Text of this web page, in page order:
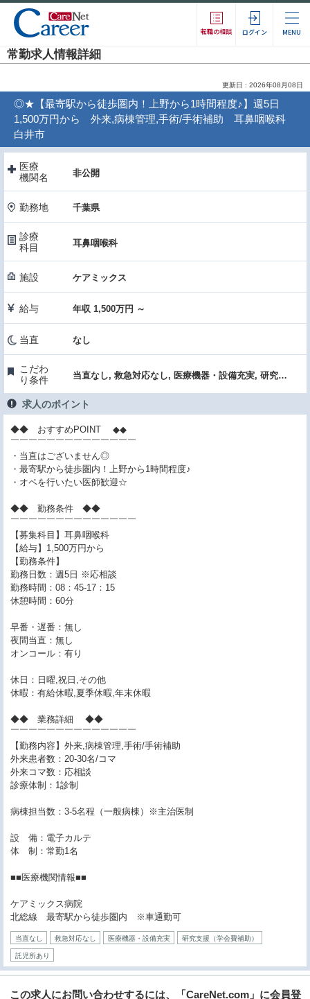
転職の相談 ログイン MENU
常勤求人情報詳細
更新日 : 2026年08月08日
◎★【最寄駅から徒歩圏内！上野から1時間程度♪】週5日
1,500万円から 外来,病棟管理,手術/手術補助 耳鼻咽喉科
白井市
医療
機関名
非公開
勤務地 千葉県
診療
科目
耳鼻咽喉科
施設 ケアミックス
給与 年収 1,500万円 ～
当直 なし
こだわ
り条件
当直なし, 救急対応なし, 医療機器・設備充実, 研究支援（学会費補助）, 託児所あり
求人のポイント
◆◆ おすすめPOINT ◆◆
￣￣￣￣￣￣￣￣￣￣￣￣￣￣
・当直はございません◎
・最寄駅から徒歩圏内！上野から1時間程度♪
・オペを行いたい医師歓迎☆
◆◆ 勤務条件 ◆◆
￣￣￣￣￣￣￣￣￣￣￣￣￣￣
【募集科目】耳鼻咽喉科
【給与】1,500万円から
【勤務条件】
勤務日数：週5日 ※応相談
勤務時間：08：45-17：15
休憩時間：60分
早番・遅番：無し
夜間当直：無し
オンコール：有り
休日：日曜,祝日,その他
休暇：有給休暇,夏季休暇,年末休暇
◆◆ 業務詳細 ◆◆
￣￣￣￣￣￣￣￣￣￣￣￣￣￣
【勤務内容】外来,病棟管理,手術/手術補助
外来患者数：20-30名/コマ
外来コマ数：応相談
診療体制：1診制
病棟担当数：3-5名程（一般病棟）※主治医制
設 備：電子カルテ
体 制：常勤1名
■■医療機関情報■■
ケアミックス病院
北総線 最寄駅から徒歩圏内 ※車通勤可
当直なし 救急対応なし 医療機器・設備充実 研究支援（学会費補助）
託児所あり
この求人にお問い合わせするには、「CareNet.com」に会員登